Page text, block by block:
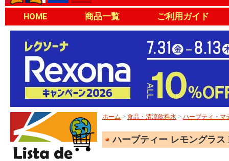
HOME 商品一覧 ご利用ガイド
ホーム > 食品・清涼飲料水 > ハーブティ・マ
ハーブティー レモングラ